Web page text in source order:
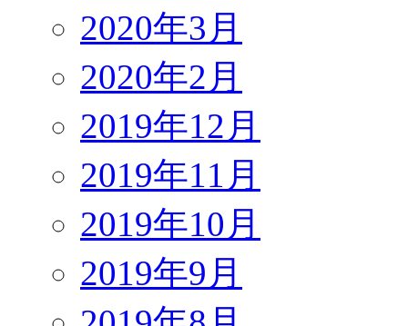
2020年3月
2020年2月
2019年12月
2019年11月
2019年10月
2019年9月